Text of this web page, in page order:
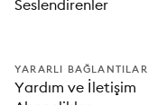
Seslendirenler
YARARLI BAĞLANTILAR
Yardım ve İletişim